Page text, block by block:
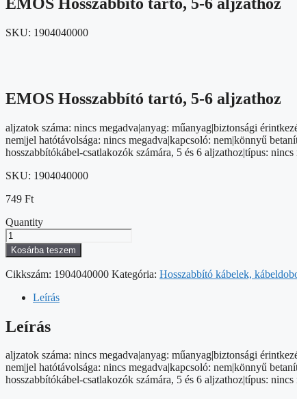
SKU: 1904040000
EMOS Hosszabbító tartó, 5-6 aljzathoz
aljzatok száma: nincs megadva|anyag: műanyag|biztonsági
nem|jel hatótávolsága: nincs megadva|kapcsoló: nem|könnyű
hosszabbítókábel-csatlakozók számára, 5 és 6 aljzathoz|típus:
SKU: 1904040000
749 Ft
Quantity
EMOS
Hosszabbító
tartó,
5-
aljzathoz
Kosárba teszem
Cikkszám: 1904040000 Kategória: Hosszabbító kábelek,
Leírás
Leírás
aljzatok száma: nincs megadva|anyag: műanyag|biztonsági
nem|jel hatótávolsága: nincs megadva|kapcsoló: nem|könnyű
hosszabbítókábel-csatlakozók számára, 5 és 6 aljzathoz|típus: